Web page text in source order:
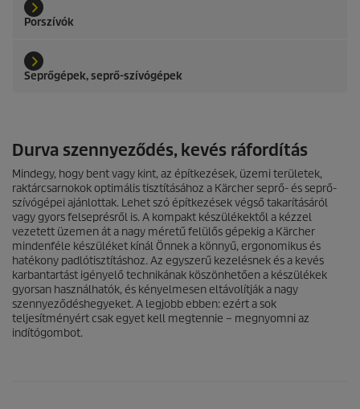
Porszívók
Seprőgépek, seprő-szívógépek
Durva szennyeződés, kevés ráfordítás
Mindegy, hogy bent vagy kint, az építkezések, üzemi területek,
raktárcsarnokok optimális tisztításához a Kärcher seprő- és seprő-
szívógépei ajánlottak. Lehet szó építkezések végső takarításáról
vagy gyors felseprésről is. A kompakt készülékektől a kézzel
vezetett üzemen át a nagy méretű felülős gépekig a Kärcher
mindenféle készüléket kínál Önnek a könnyű, ergonomikus és
hatékony padlótisztításhoz. Az egyszerű kezelésnek és a kevés
karbantartást igényelő technikának köszönhetően a készülékek
gyorsan használhatók, és kényelmesen eltávolítják a nagy
szennyeződéshegyeket. A legjobb ebben: ezért a sok
teljesítményért csak egyet kell megtennie – megnyomni az
indítógombot.